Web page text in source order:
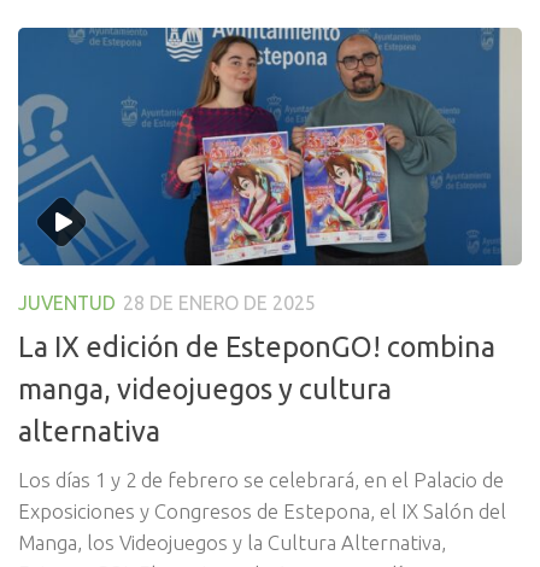
JUVENTUD 28 DE ENERO DE 2025
La IX edición de EsteponGO! combina
manga, videojuegos y cultura
alternativa
Los días 1 y 2 de febrero se celebrará, en el Palacio de
Exposiciones y Congresos de Estepona, el IX Salón del
Manga, los Videojuegos y la Cultura Alternativa,